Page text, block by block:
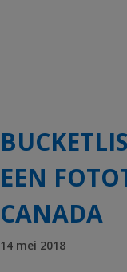
EEN
CANADA
14 mei 2018